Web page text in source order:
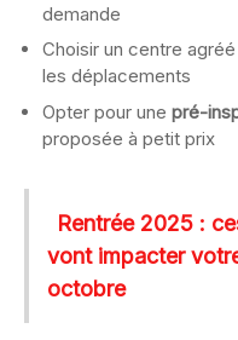
demande
Choisir un centre
les déplacements
Opter pour une pré-
proposée à petit prix
Rentrée 2025 :
vont impacter
octobre